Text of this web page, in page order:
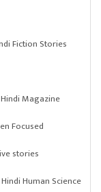
Fiction Stories
Hindi Magazine
Focused
stories
Hindi Human Science